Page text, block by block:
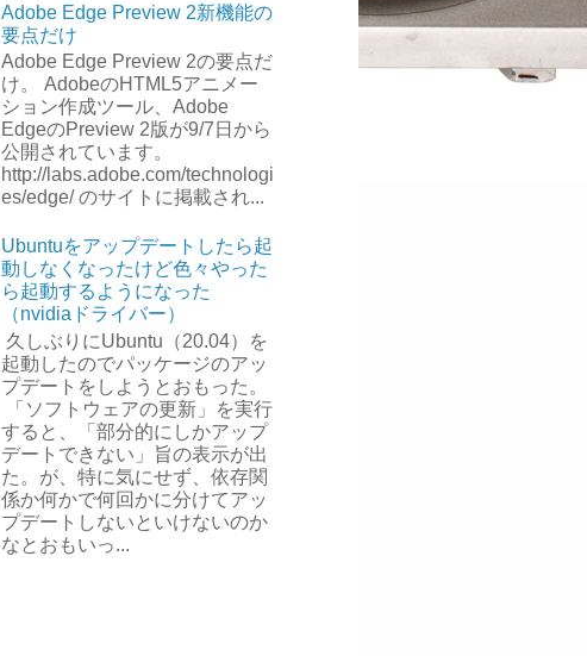
Adobe Edge Preview 2新機能の
要点だけ
Adobe Edge Preview 2の要点だ
け。 AdobeのHTML5アニメー
ション作成ツール、Adobe
EdgeのPreview 2版が9/7日から
公開されています。
http://labs.adobe.com/technologi
es/edge/ のサイトに掲載され...
Ubuntuをアップデートしたら起
動しなくなったけど色々やった
ら起動するようになった
（nvidiaドライバー）
久しぶりにUbuntu（20.04）を
起動したのでパッケージのアッ
プデートをしようとおもった。
「ソフトウェアの更新」を実行
すると、「部分的にしかアップ
デートできない」旨の表示が出
た。が、特に気にせず、依存関
係か何かで何回かに分けてアッ
プデートしないといけないのか
なとおもいっ...